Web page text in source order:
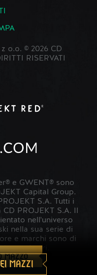
mazzo
MAZZI
o.o. © 2026 CD
RISERVATI
e GWENT® sono
Capital Group.
S.A. Tutti i
PROJEKT S.A. Il
nell'universo
nella sua serie di
e marchi sono di
proprietari.